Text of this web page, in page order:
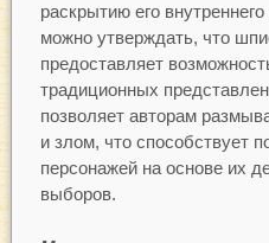
раскрытию его
можно утверждать, что
предоставляет
традиционных
позволяет авторам
и злом, что способствует
персонажей на основе их
выборов.